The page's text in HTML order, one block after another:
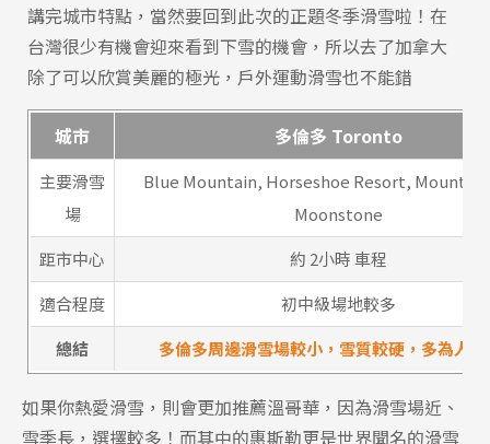
講完城市特點，當然要回到此次的正題冬季滑雪啦！在
台灣很少有機會迎來看到下雪的機會，所以去了加拿大
除了可以欣賞美麗的極光，戶外運動滑雪也不能錯
城市 多倫多 Toronto
主要滑雪
場
Blue Mountain, Horseshoe Resort, Mount
Moonstone
距市中心
約 2小時 車程
適合程度
初中級場地較多
總結
多倫多周邊滑雪場較小，雪質較硬，多為人
如果你熱愛滑雪，則會更加推薦溫哥華，因為滑雪場近、
雪季長，選擇較多！而其中的惠斯勒更是世界聞名的滑雪